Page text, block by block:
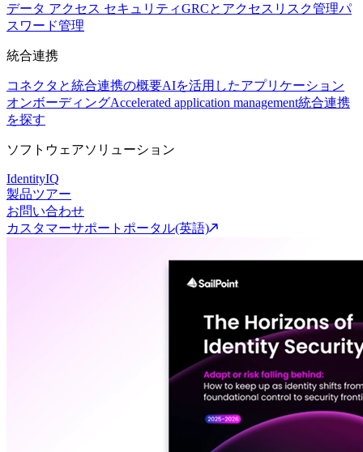
データ アクセス セキュリティGRCとアクセスリスク管理パ
スワード管理
統合連携
コネクタと統合連携の概要AIを活用したアプリケーション
オンボーディングAccelerated application management統合連携
を探す
ソフトウェアソリューション
IdentityIQ
製品ツアー
お問い合わせ
カスタマーサポートポータル(英語)